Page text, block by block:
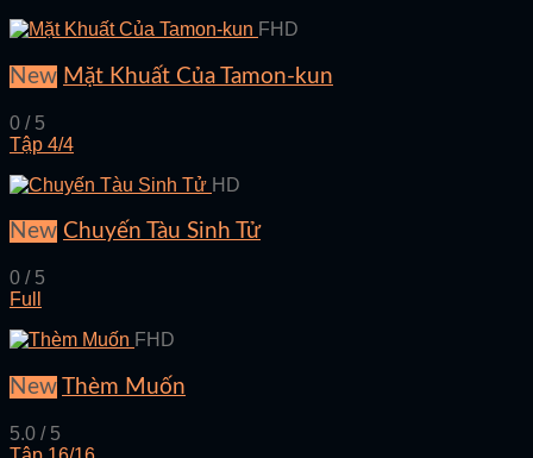
FHD
New Mặt Khuất Của Tamon-kun
0 / 5
Tập 4/4
HD
New Chuyến Tàu Sinh Tử
0 / 5
Full
FHD
New Thèm Muốn
5.0 / 5